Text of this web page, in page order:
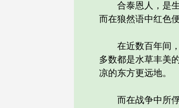
合泰恩人，是生
而在狼然语中红色
在近数百年间，
多数都是水草丰美
凉的东方更远地。
而在战争中所俘